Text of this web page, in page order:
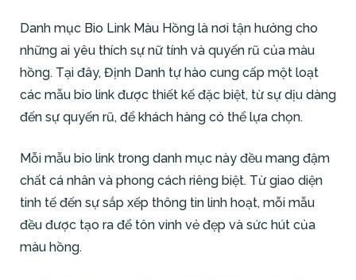
Danh mục Bio Link Màu Hồng là nơi tận hưởng cho
những ai yêu thích sự nữ tính và quyến rũ của màu
hồng. Tại đây, Định Danh tự hào cung cấp một loạt
các mẫu bio link được thiết kế đặc biệt, từ sự dịu dàng
đến sự quyến rũ, để khách hàng có thể lựa chọn.
Mỗi mẫu bio link trong danh mục này đều mang đậm
chất cá nhân và phong cách riêng biệt. Từ giao diện
tinh tế đến sự sắp xếp thông tin linh hoạt, mỗi mẫu
đều được tạo ra để tôn vinh vẻ đẹp và sức hút của
màu hồng.